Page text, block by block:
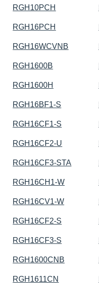
RGH10PCH
RGH16PCH
RGH16WCVNB
RGH1600B
RGH1600H
RGH16BF1-S
RGH16CF1-S
RGH16CF2-U
RGH16CF3-STA
RGH16CH1-W
RGH16CV1-W
RGH16CF2-S
RGH16CF3-S
RGH1600CNB
RGH1611CN